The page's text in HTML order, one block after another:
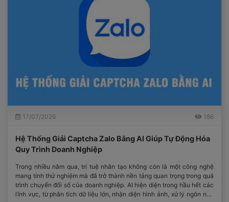
17/07/2026 186
Hệ Thống Giải Captcha Zalo Bằng AI Giúp Tự Động Hóa
Quy Trình Doanh Nghiệp
Trong nhiều năm qua, trí tuệ nhân tạo không còn là một công nghệ
mang tính thử nghiệm mà đã trở thành nền tảng quan trọng trong quá
trình chuyển đổi số của doanh nghiệp. AI hiện diện trong hầu hết các
lĩnh vực, từ phân tích dữ liệu lớn, nhận diện hình ảnh, xử lý ngôn ngữ